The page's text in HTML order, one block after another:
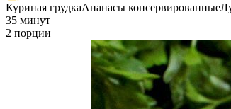
Куриная грудкаАнанасы консервированные
35 минут
2 порции